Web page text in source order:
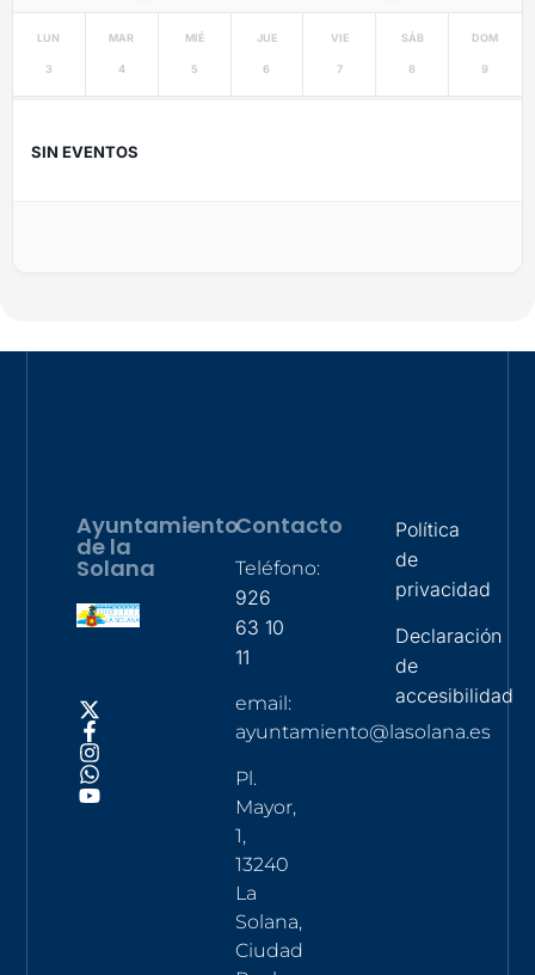
LUN
3
MAR
4
MIÉ
5
JUE
6
VIE
7
SÁB
8
DOM
9
SIN EVENTOS
Ayuntamiento
de la
Solana
Contacto
Teléfono:
926
63 10
11
email:
ayuntamiento@lasolana.es
Pl.
Mayor,
1,
13240
La
Solana,
Ciudad
Política
de
privacidad
Declaración
de
accesibilidad